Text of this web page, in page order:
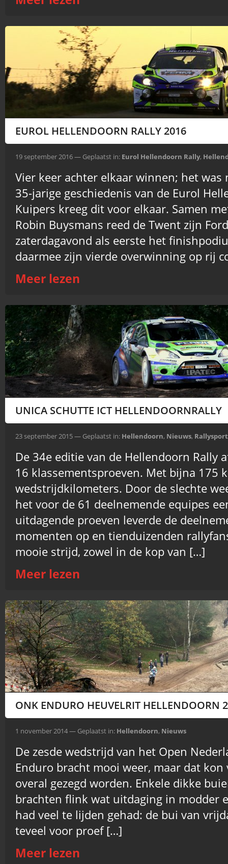
EUROL HELLENDOORN RALLY 2016
19 september 2016 — Geplaatst in: Eurol Hellendoorn Rally,
Vier keer achter elkaar winnen; het
35-jarige geschiedenis van de Eurol
Kuipers kreeg dit voor elkaar. Samen
Robin Buysmans reed de Twent zijn
zaterdagavond als eerste het
daarmee zijn vierde overwinning op rij
Meer lezen
UNICA SCHUTTE ICT HELLENDOORNRALLY
23 september 2015 — Geplaatst in: Hellendoorn, Nieuws, Rallysport
De 34e editie van de Hellendoorn Rally
16 klassementsproeven. Met bijna 175
wedstrijdkilometers. Door de slechte
het voor de 61 deelnemende equipes
uitdagende proeven leverde de
momenten op en tienduizenden
mooie strijd, zowel in de kop van […]
Meer lezen
ONK ENDURO HEUVELRIT HELLENDOORN
1 november 2014 — Geplaatst in: Hellendoorn, Nieuws
De zesde wedstrijd van het Open
Enduro bracht mooi weer, maar dat
overal gezegd worden. Enkele dikke
brachten flink wat uitdaging in modder
had veel te lijden gehad: de bui van
teveel voor proef […]
Meer lezen